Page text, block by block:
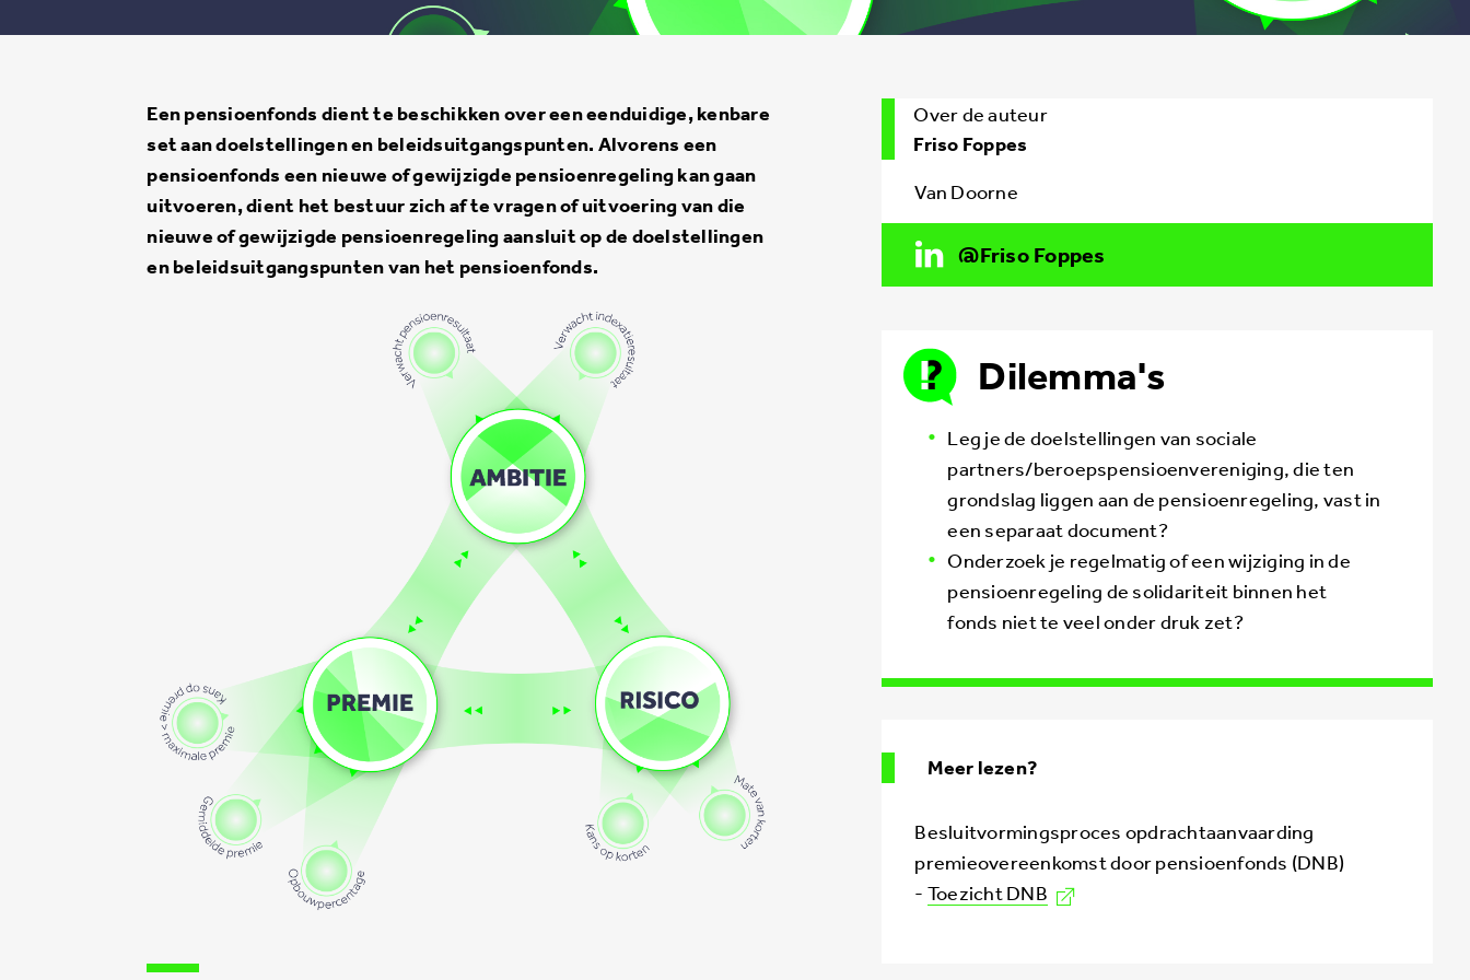
Een pensioenfonds dient te beschikken over een eenduidige, kenbare
set aan doelstellingen en beleidsuitgangspunten. Alvorens een
pensioenfonds een nieuwe of gewijzigde pensioenregeling kan gaan
uitvoeren, dient het bestuur zich af te vragen of uitvoering van die
nieuwe of gewijzigde pensioenregeling aansluit op de doelstellingen
en beleidsuitgangspunten van het pensioenfonds.
Over de auteur
Friso Foppes
Van Doorne
Friso Foppes
Dilemma's
Leg je de doelstellingen van sociale
partners/beroepspensioenvereniging, die ten
grondslag liggen aan de pensioenregeling, vast in
een separaat document?
Onderzoek je regelmatig of een wijziging in de
pensioenregeling de solidariteit binnen het
fonds niet te veel onder druk zet?
Meer lezen?
Besluitvormingsproces opdrachtaanvaarding
premieovereenkomst door pensioenfonds (DNB)
- Toezicht DNB